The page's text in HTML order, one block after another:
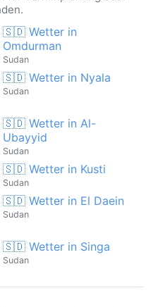
🇸🇩 Wetter in
Omdurman
Sudan
🇸🇩 Wetter in Nyala
Sudan
🇸🇩 Wetter in Al-
Ubayyid
Sudan
🇸🇩 Wetter in Kusti
Sudan
🇸🇩 Wetter in El Daein
Sudan
🇸🇩 Wetter in Singa
Sudan